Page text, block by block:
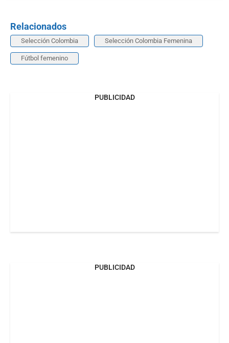
Relacionados
Selección Colombia Selección Colombia Femenina
Fútbol femenino
PUBLICIDAD
PUBLICIDAD